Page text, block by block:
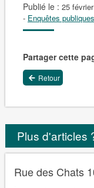
Publié le : 25
- Enquêtes
Partager cette
Retour
Plus d'articles
Rue des Chats